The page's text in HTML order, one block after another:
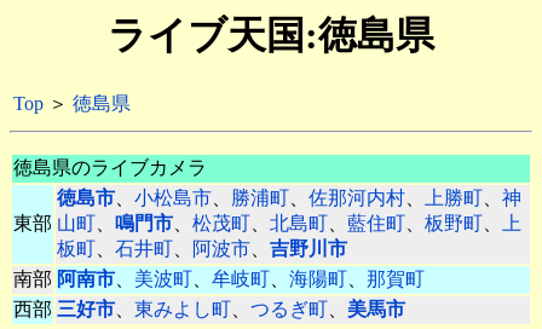
ライブ天国:徳島県
Top ＞ 徳島県
徳島県のライブカメラ
東部
徳島市、 小松島市、 勝浦町、 佐那河内村、 上勝町、 神
山町、 鳴門市、 松茂町、 北島町、 藍住町、 板野町、 上
板町、 石井町、 阿波市、 吉野川市
南部 阿南市、 美波町、 牟岐町、 海陽町、 那賀町
西部 三好市、 東みよし町、 つるぎ町、 美馬市